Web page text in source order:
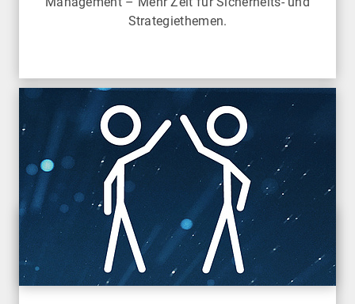
Strategiethemen.